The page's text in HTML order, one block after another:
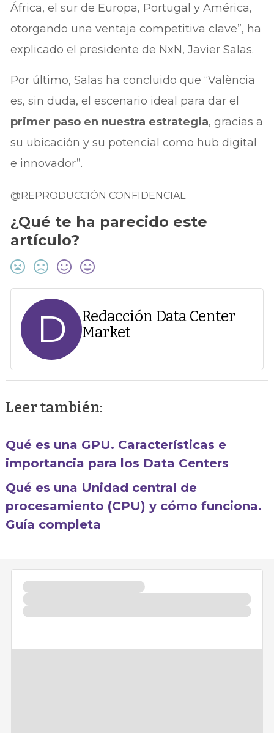
África, el sur de Europa, Portugal y América,
otorgando una ventaja competitiva clave”, ha
explicado el presidente de NxN, Javier Salas.
Por último, Salas ha concluido que “València
es, sin duda, el escenario ideal para dar el
primer paso en nuestra estrategia, gracias a
su ubicación y su potencial como hub digital
e innovador”.
@REPRODUCCIÓN CONFIDENCIAL
¿Qué te ha parecido este
artículo?
D
Redacción Data Center
Market
Leer también:
Qué es una GPU. Características e
importancia para los Data Centers
Qué es una Unidad central de
procesamiento (CPU) y cómo funciona.
Guía completa